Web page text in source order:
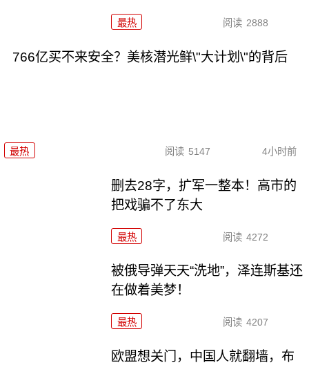
最热 阅读 2888
766亿买不来安全？美核潜光鲜\"大计划\"的背后
最热 阅读 5147 4小时前
删去28字，扩军一整本！高市的
把戏骗不了东大
最热 阅读 4272
被俄导弹天天“洗地”，泽连斯基还
在做着美梦！
最热 阅读 4207
欧盟想关门，中国人就翻墙，布